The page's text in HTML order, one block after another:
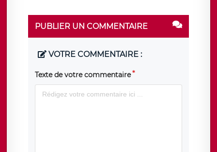
PUBLIER UN COMMENTAIRE
VOTRE COMMENTAIRE :
Texte de votre commentaire